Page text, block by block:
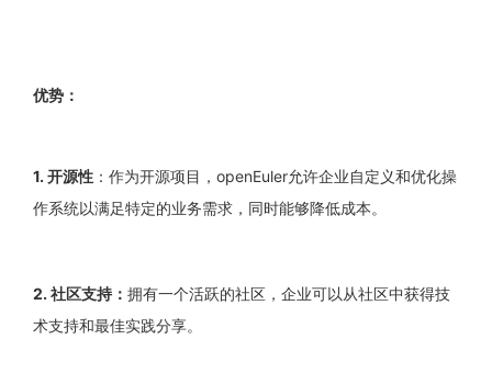
优势：
1. 开源性 ：作为开源项目， openEuler允许企业自定义和优化操
作系统以满足特定的业务需求，同时能够降低成本。
2. 社区支持： 拥有一个活跃的社区，企业可以从社区中获得技
术支持和最佳实践分享。